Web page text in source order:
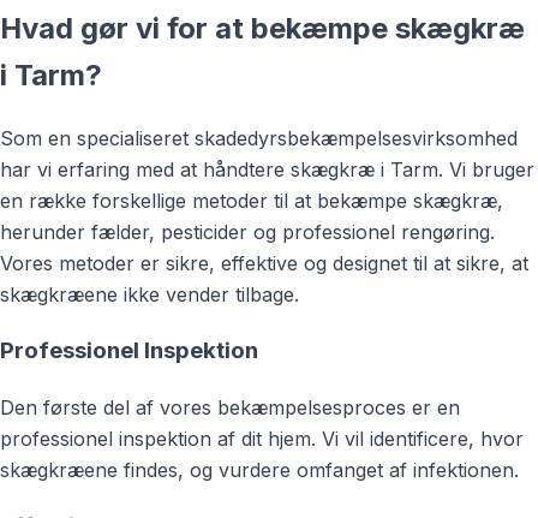
Hvad gør vi for at bekæmpe skægkræ
i Tarm?
Som en specialiseret skadedyrsbekæmpelsesvirksomhed
har vi erfaring med at håndtere skægkræ i Tarm. Vi bruger
en række forskellige metoder til at bekæmpe skægkræ,
herunder fælder, pesticider og professionel rengøring.
Vores metoder er sikre, effektive og designet til at sikre, at
skægkræene ikke vender tilbage.
Professionel Inspektion
Den første del af vores bekæmpelsesproces er en
professionel inspektion af dit hjem. Vi vil identificere, hvor
skægkræene findes, og vurdere omfanget af infektionen.